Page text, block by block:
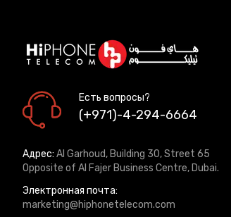
Есть вопросы?
(+971)-4-294-6664
Адрес: Al Garhoud, Building 30, Street 65
Opposite of Al Fajer Business Centre, Dubai.
Электронная почта:
marketing@hiphonetelecom.com